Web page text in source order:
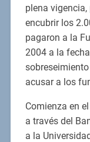
plena vigencia,
encubrir los
pagaron a la
2004 a la
acusar a los
Comienza en
a través del
a la